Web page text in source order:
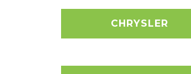
CHRYSLER